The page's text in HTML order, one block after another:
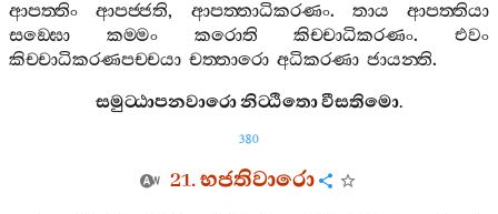
ආපත‍්තිං
ආපජ‍්ජති, ආපත‍්තාධිකරණං. තාය
ආපත‍්තියා
සඞ‍්ඝො
කම‍්මං කරොති කිච‍්චාධිකරණං. එවං
කිච‍්චාධිකරණපච‍්චයා චත‍්තාරො අධිකරණා ජායන‍්ති.
සමුට‍්ඨාපනවාරොනිට‍්ඨිතොවීසතිමො.
380
21.භජතිවාරො